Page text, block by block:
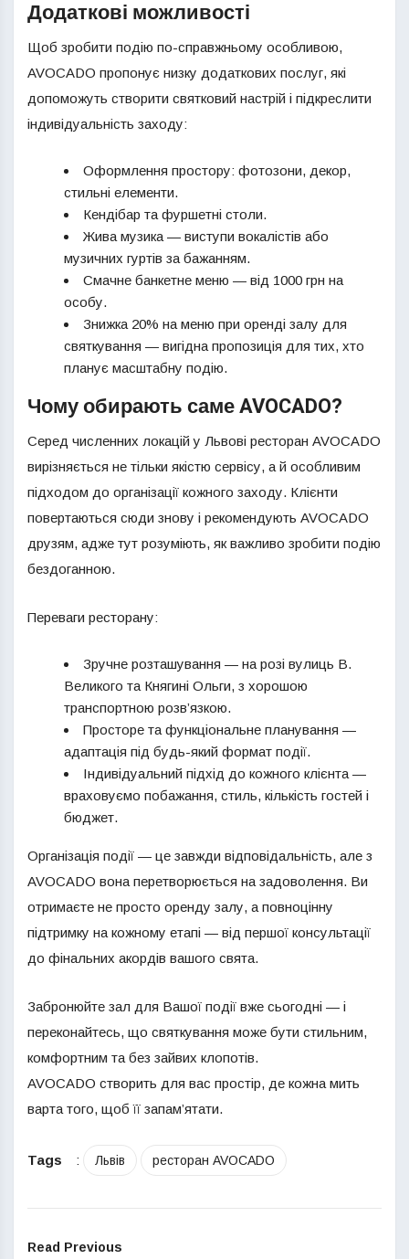
Додаткові можливості
Щоб зробити подію по-справжньому особливою,
AVOCADO пропонує низку додаткових послуг, які
допоможуть створити святковий настрій і підкреслити
індивідуальність заходу:
Оформлення простору: фотозони, декор,
стильні елементи.
Кендібар та фуршетні столи.
Жива музика — виступи вокалістів або
музичних гуртів за бажанням.
Смачне банкетне меню — від 1000 грн на
особу.
Знижка 20% на меню при оренді залу для
святкування — вигідна пропозиція для тих, хто
планує масштабну подію.
Чому обирають саме AVOCADO?
Серед численних локацій у Львові ресторан AVOCADO
вирізняється не тільки якістю сервісу, а й особливим
підходом до організації кожного заходу. Клієнти
повертаються сюди знову і рекомендують AVOCADO
друзям, адже тут розуміють, як важливо зробити подію
бездоганною.
Переваги ресторану:
Зручне розташування — на розі вулиць В.
Великого та Княгині Ольги, з хорошою
транспортною розв’язкою.
Просторе та функціональне планування —
адаптація під будь-який формат події.
Індивідуальний підхід до кожного клієнта —
враховуємо побажання, стиль, кількість гостей і
бюджет.
Організація події — це завжди відповідальність, але з
AVOCADO вона перетворюється на задоволення. Ви
отримаєте не просто оренду залу, а повноцінну
підтримку на кожному етапі — від першої консультації
до фінальних акордів вашого свята.
Забронюйте зал для Вашої події вже сьогодні — і
переконайтесь, що святкування може бути стильним,
комфортним та без зайвих клопотів.
AVOCADO створить для вас простір, де кожна мить
варта того, щоб її запам’ятати.
Tags : Львів ресторан AVOCADO
Read Previous